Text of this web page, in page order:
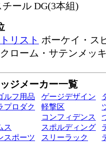
チール DG(3本組)
リスト ボーケイ・ス
ローム・サテンメッ
ジメーカー一覧
ルフ用品
プロダク
ス
スポーツ
ゲージデザイン
軽撃区
コンフィデンス
スポルディング
スリーラック